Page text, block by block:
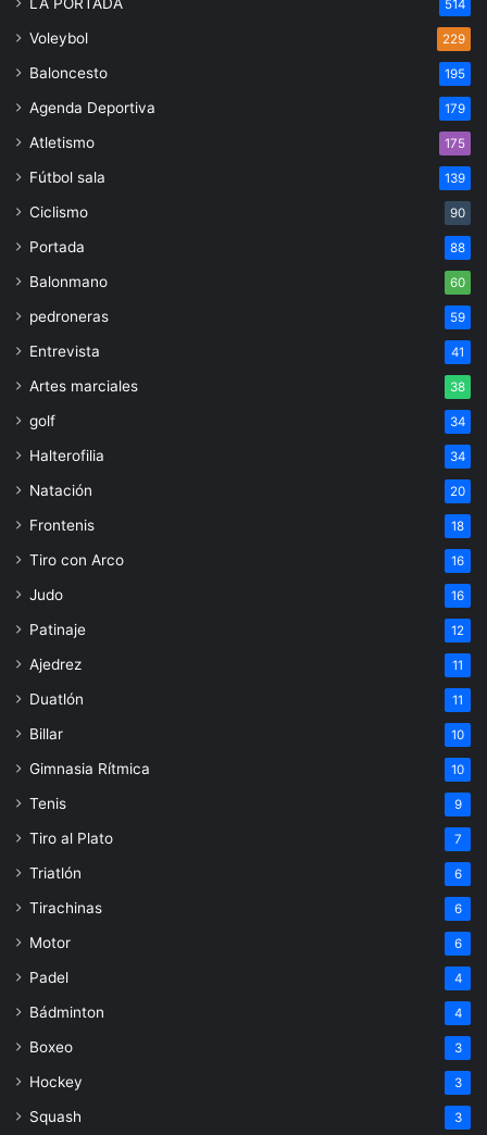
LA PORTADA 514
Voleybol 229
Baloncesto 195
Agenda Deportiva 179
Atletismo 175
Fútbol sala 139
Ciclismo 90
Portada 88
Balonmano 60
pedroneras 59
Entrevista 41
Artes marciales 38
golf 34
Halterofilia 34
Natación 20
Frontenis 18
Tiro con Arco 16
Judo 16
Patinaje 12
Ajedrez 11
Duatlón 11
Billar 10
Gimnasia Rítmica 10
Tenis 9
Tiro al Plato 7
Triatlón 6
Tirachinas 6
Motor 6
Padel 4
Bádminton 4
Boxeo 3
Hockey 3
Squash 3